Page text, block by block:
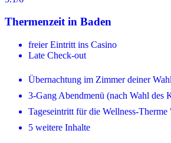
Thermenzeit in Baden
freier Eintritt ins Casino
Late Check-out
Übernachtung im Zimmer deiner Wahl
3-Gang Abendmenü (nach Wahl des
Tageseintritt für die Wellness-
5 weitere Inhalte